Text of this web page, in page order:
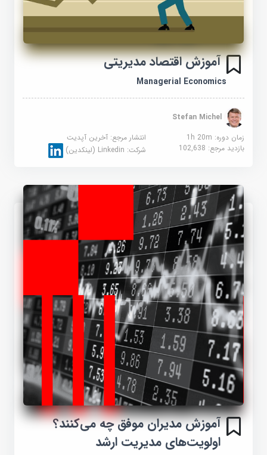
آموزش اقتصاد مدیریتی
Managerial Economics
Stefan Michel
زمان دوره: 1h 20m
انتشار مرجع:آخرین آپدیت
بازدید مرجع:102,638 شرکت:Linkedin (لینکدین)
آموزش مدیران موفق چه می‌کنند؟
اولویت‌های مدیریت ارشد